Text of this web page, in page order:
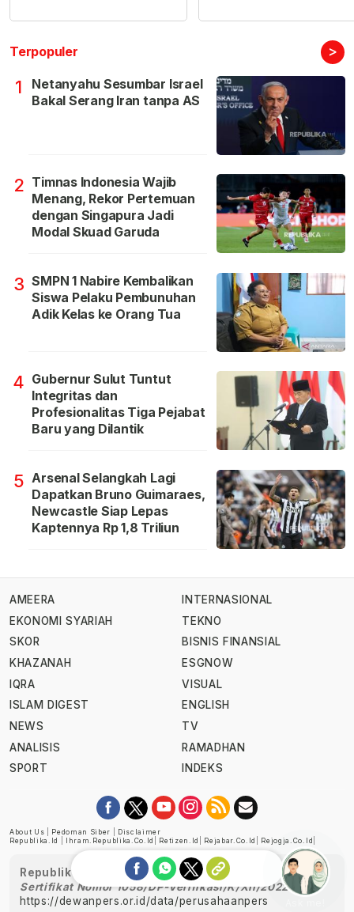
Terpopuler >
1
Netanyahu Sesumbar Israel
Bakal Serang Iran tanpa AS
2 Timnas Indonesia Wajib
Menang, Rekor Pertemuan
dengan Singapura Jadi
Modal Skuad Garuda
3 SMPN 1 Nabire Kembalikan
Siswa Pelaku Pembunuhan
Adik Kelas ke Orang Tua
4 Gubernur Sulut Tuntut
Integritas dan
Profesionalitas Tiga Pejabat
Baru yang Dilantik
5 Arsenal Selangkah Lagi
Dapatkan Bruno Guimaraes,
Newcastle Siap Lepas
Kaptennya Rp 1,8 Triliun
AMEERA
EKONOMI SYARIAH
SKOR
KHAZANAH
IQRA
ISLAM DIGEST
NEWS
ANALISIS
SPORT
INTERNASIONAL
TEKNO
BISNIS FINANSIAL
ESGNOW
VISUAL
ENGLISH
TV
RAMADHAN
INDEKS
About Us Pedoman Siber
Disclaimer
Republika.id
Ihram.republika.co.id Retizen.id Rejabar.co.id Rejogja.co.id
Republika telah diverifikasi oleh Dewan Pers
Sertifikat Nomor 1058/DP-Verifikasi/K/XII/2022
https://dewanpers.or.id/data/perusahaanpers